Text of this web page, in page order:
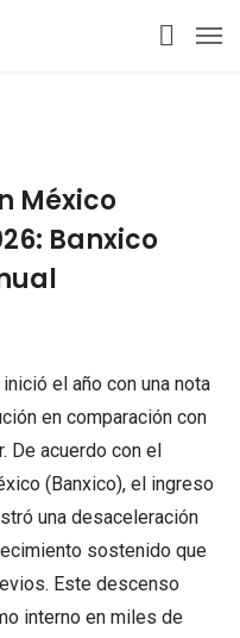
México
Banxico
el año con una nota
en comparación con
De acuerdo con el
(Banxico), el ingreso
una desaceleración
sostenido que
Este descenso
interno en miles de